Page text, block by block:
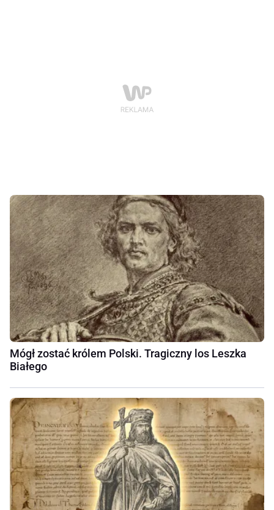
Mógł zostać królem Polski. Tragiczny los Leszka
Białego